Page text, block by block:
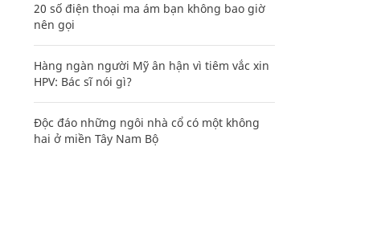
20 số điện thoại ma ám bạn không bao giờ
nên gọi
Hàng ngàn người Mỹ ân hận vì tiêm vắc xin
HPV: Bác sĩ nói gì?
Độc đáo những ngôi nhà cổ có một không
hai ở miền Tây Nam Bộ